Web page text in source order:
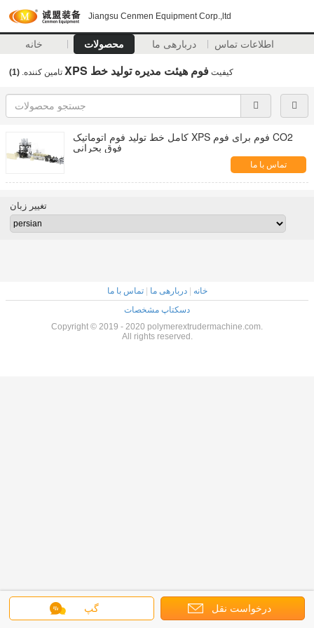
Jiangsu Cenmen Equipment Corp.,ltd
خانه محصولات دربارهی ما اطلاعات تماس
کیفیت XPS فوم هیئت مدیره تولید خط تامین کننده. (1)
کامل خط تولید فوم اتوماتیک XPS فوم برای فوم CO2
فوق بحرانی
تماس با ما
گپ درخواست نقل
تغییر زبان
خانه |دربارهی ما |تماس با ما
دسکتاپ مشخصات
Copyright © 2019 - 2020 polymerextrudermachine.com.
All rights reserved.